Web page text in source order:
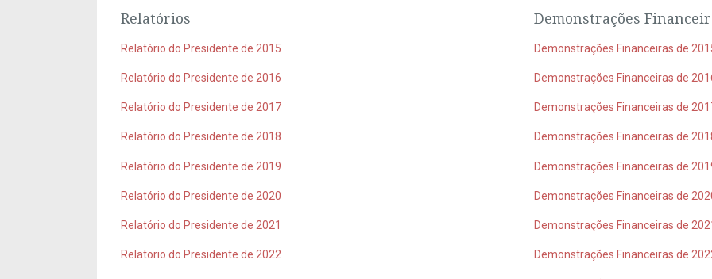
Relatórios
Relatório do Presidente de 2015
Relatório do Presidente de 2016
Relatório do Presidente de 2017
Relatório do Presidente de 2018
Relatório do Presidente de 2019
Relatório do Presidente de 2020
Relatório do Presidente de 2021
Relatorio do Presidente de 2022
Demonstrações
Demonstrações Financeiras de
Demonstrações Financeiras de
Demonstrações Financeiras de
Demonstrações Financeiras de
Demonstrações Financeiras de
Demonstrações Financeiras de
Demonstrações Financeiras de
Demonstrações Financeiras de